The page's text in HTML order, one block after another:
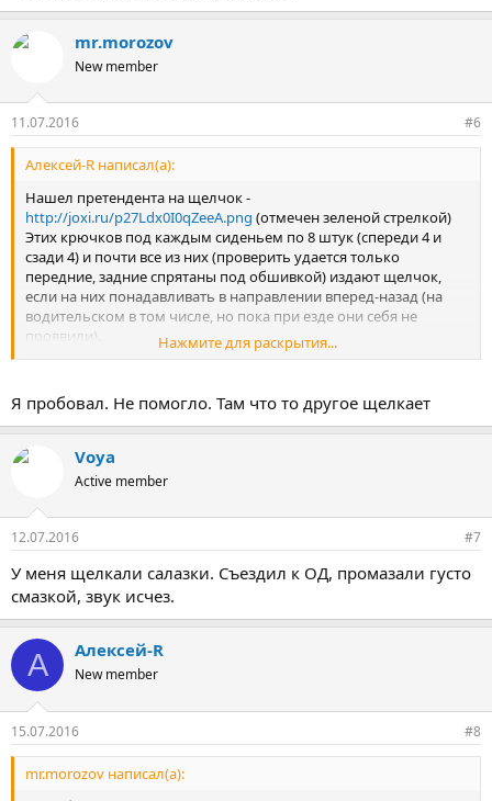
mr.morozov
New member
11.07.2016 #6
Алексей-R написал(а):
Нашел претендента на щелчок -
http://joxi.ru/p27Ldx0I0qZeeA.png (отмечен зеленой стрелкой)
Этих крючков под каждым сиденьем по 8 штук (спереди 4 и
сзади 4) и почти все из них (проверить удается только
передние, задние спрятаны под обшивкой) издают щелчок,
если на них понадавливать в направлении вперед-назад (на
водительском в том числе, но пока при езде они себя не
проявили).
Пока не придумал что с ними делать - пробовал вставить что-
средства не держатся там (выпадают при посадке-высадке).
Возможно штатно там надето что-то пластиковое, что быстро
разборки сидения непонятно.
Нажмите для раскрытия...
Я пробовал. Не помогло. Там что то другое щелкает
Voya
Active member
12.07.2016 #7
У меня щелкали салазки. Съездил к ОД, промазали густо
смазкой, звук исчез.
А Алексей-R
New member
15.07.2016 #8
mr.morozov написал(а):